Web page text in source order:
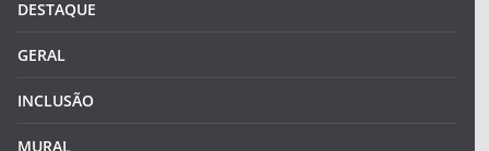
DESTAQUE
GERAL
INCLUSÃO
MURAL